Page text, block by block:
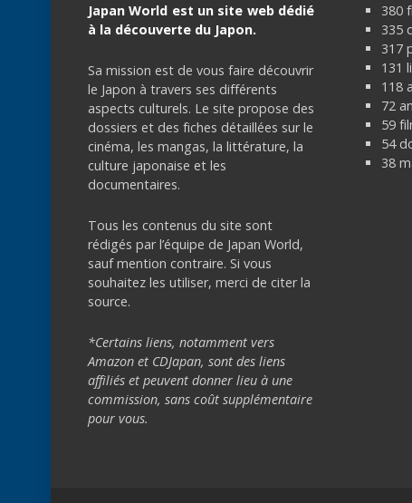
Japan World est un site web dédié
à la découverte du Japon.
Sa mission est de vous faire découvrir
le Japon à travers ses différents
aspects culturels. Le site propose des
dossiers et des fiches détaillées sur le
cinéma, les mangas, la littérature, la
culture japonaise et les
documentaires.
Tous les contenus du site sont
rédigés par l’équipe de Japan World,
sauf mention contraire. Si vous
souhaitez les utiliser, merci de citer la
source.
*Certains liens, notamment vers
Amazon et CDJapan, sont des liens
affiliés et peuvent donner lieu à une
commission, sans coût supplémentaire
pour vous.
380
335
317
131
118
72
59
54
38